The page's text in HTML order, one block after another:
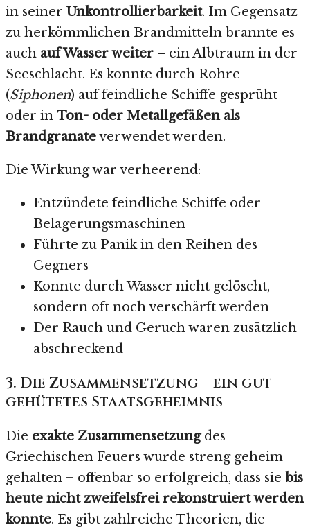
in seiner Unkontrollierbarkeit. Im Gegensatz
zu herkömmlichen Brandmitteln brannte es
auch auf Wasser weiter – ein Albtraum in der
Seeschlacht. Es konnte durch Rohre
(Siphonen) auf feindliche Schiffe gesprüht
oder in Ton- oder Metallgefäßen als
Brandgranateverwendet werden.
Die Wirkung war verheerend:
Entzündete feindliche Schiffe oder
Belagerungsmaschinen
Führte zu Panik in den Reihen des
Gegners
Konnte durch Wasser nicht gelöscht,
sondern oft noch verschärft werden
Der Rauch und Geruch waren zusätzlich
abschreckend
3. Die Zusammensetzung – ein gut
gehütetes Staatsgeheimnis
Die exakte Zusammensetzungdes
Griechischen Feuers wurde streng geheim
gehalten – offenbar so erfolgreich, dass sie bis
heute nicht zweifelsfrei rekonstruiert werden
konnte. Es gibt zahlreiche Theorien, die